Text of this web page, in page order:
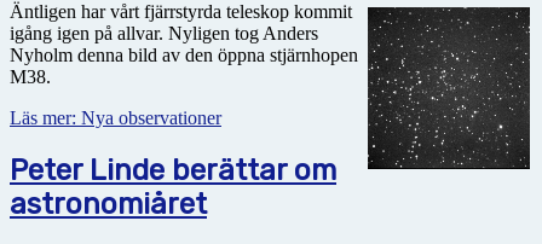
Äntligen har vårt fjärrstyrda teleskop kommit
igång igen på allvar. Nyligen tog Anders
Nyholm denna bild av den öppna stjärnhopen
M38.
Läs mer: Nya observationer
Peter Linde berättar om
astronomiåret